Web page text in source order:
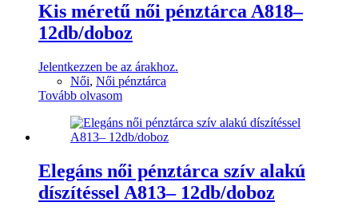
Kis méretű női pénztárca A818–
12db/doboz
Jelentkezzen be az árakhoz.
Női, Női pénztárca
Tovább olvasom
Elegáns női pénztárca szív alakú
díszítéssel A813– 12db/doboz